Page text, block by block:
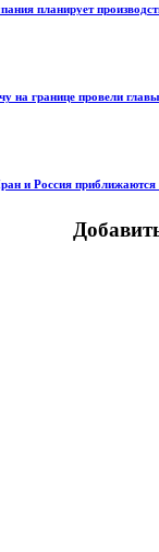
планирует
на границе провели
и Россия приближаются